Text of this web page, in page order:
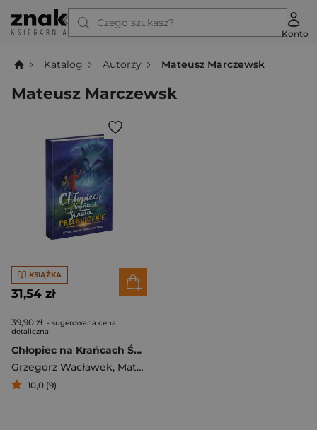
Czego szukasz?
Konto
Katalog Autorzy Mateusz Marczewsk
Mateusz Marczewsk
KSIĄŻKA
31,54 zł
39,90 zł - sugerowana cena
detaliczna
Chłopiec na Krańcach Świata. Przebudzenie
Grzegorz Wacławek, Mateusz Marczewsk
10,0 (9)